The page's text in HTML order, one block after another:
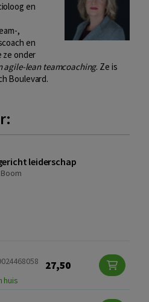
en
,
en
ze onder
agile-lean teamcoaching. Ze is
Boulevard.
leiderschap
Boom
huis
27,50